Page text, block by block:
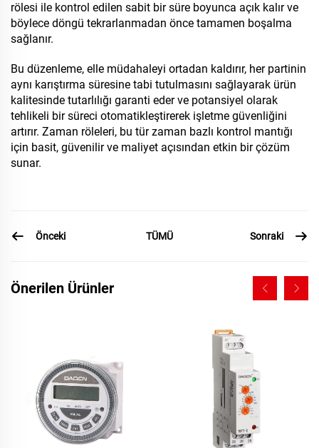
rölesi ile kontrol edilen sabit bir süre boyunca açık kalır ve
böylece döngü tekrarlanmadan önce tamamen boşalma
sağlanır.
Bu düzenleme, elle müdahaleyi ortadan kaldırır, her partinin
aynı karıştırma süresine tabi tutulmasını sağlayarak ürün
kalitesinde tutarlılığı garanti eder ve potansiyel olarak
tehlikeli bir süreci otomatikleştirerek işletme güvenliğini
artırır. Zaman röleleri, bu tür zaman bazlı kontrol mantığı
için basit, güvenilir ve maliyet açısından etkin bir çözüm
sunar.
Önceki TÜMÜ Sonraki
Önerilen Ürünler